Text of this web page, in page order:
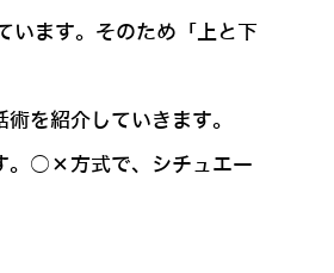
います。そのため「上と下
を紹介していきます。
。○×方式で、シチュエー